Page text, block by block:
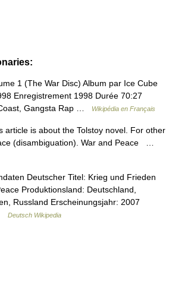
1 (The War Disc) Album par Ice Cube
Enregistrement 1998 Durée 70:27
Gangsta Rap …
Wikipédia en Français
article is about the Tolstoy novel. For other
(disambiguation). War and Peace …
Deutscher Titel: Krieg und Frieden
Produktionsland: Deutschland,
Russland Erscheinungsjahr: 2007
Deutsch Wikipedia